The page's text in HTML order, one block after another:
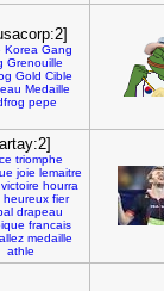
Korea Gang
Grenouille
Gold Cible
Medaille
pepe
triomphe
joie lemaitre
victoire hourra
heureux fier
drapeau
francais
allez medaille
athle